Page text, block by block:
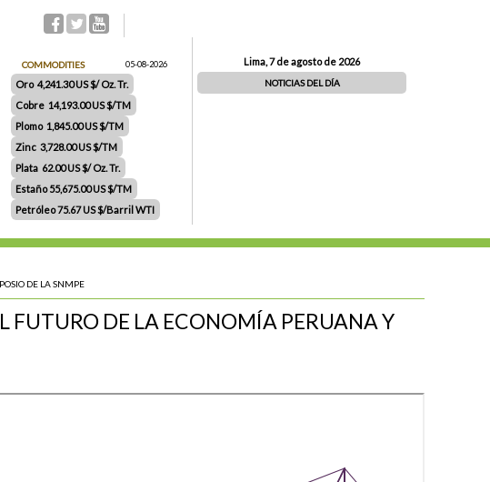
COMMODITIES 05-08-2026
Oro 4,241.30 US $/ Oz. Tr.
Cobre 14,193.00 US $/TM
Plomo 1,845.00 US $/TM
Zinc 3,728.00 US $/TM
Plata 62.00 US $/ Oz. Tr.
Estaño 55,675.00 US $/TM
Petróleo 75.67 US $/Barril WTI
Lima, 7 de agosto de 2026
NOTICIAS DEL DÍA
DE LA SNMPE
FUTURO DE LA ECONOMÍA PERUANA Y